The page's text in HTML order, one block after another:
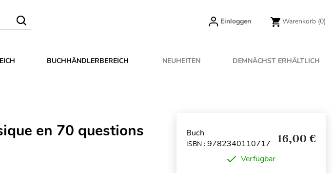
Einloggen Warenkorb (0)
BUCHHÄNDLERBEREICH NEUHEITEN DEMNÄCHST ERHÄLTLICH
en 70 questions Buch
ISBN : 9782340110717 16,00 €
Verfügbar